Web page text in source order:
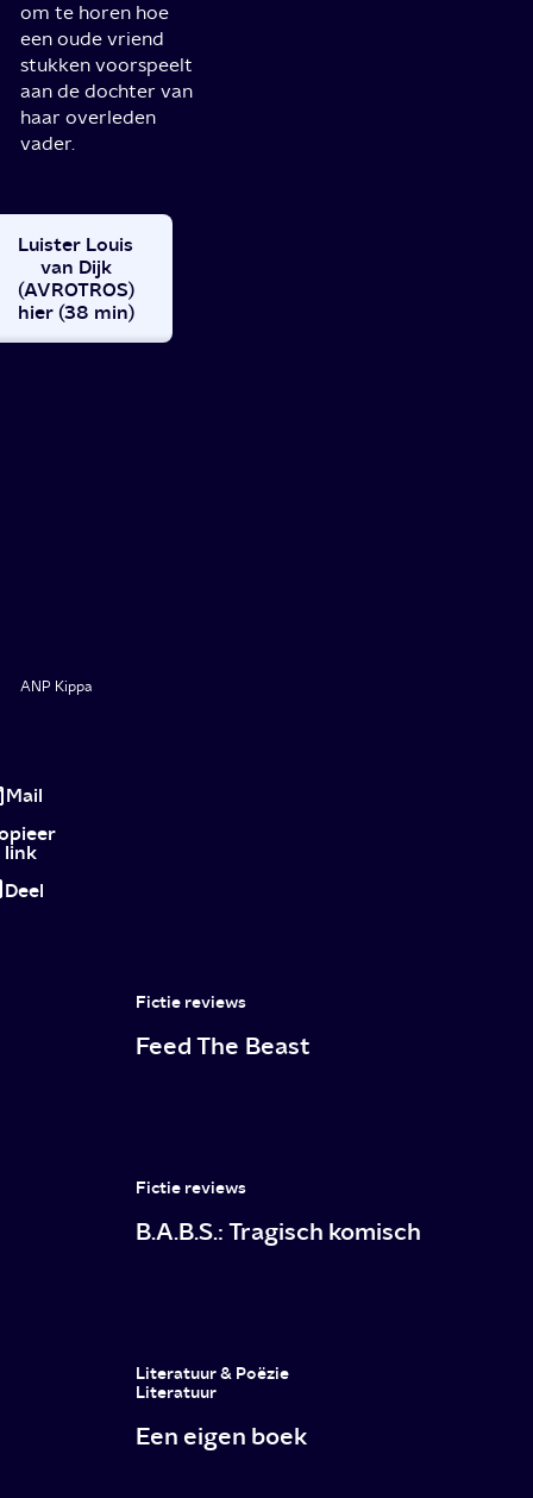
om te horen hoe
een oude vriend
stukken voorspeelt
aan de dochter van
haar overleden
vader.
Luister Louis
van Dijk
(AVROTROS)
hier (38 min)
ANP Kippa
luisteren
naar
Louis
Mail
link
Deel
Fictie reviews
Feed The Beast
Fictie reviews
B.A.B.S.: Tragisch komisch
Literatuur & Poëzie
Literatuur
Een eigen boek